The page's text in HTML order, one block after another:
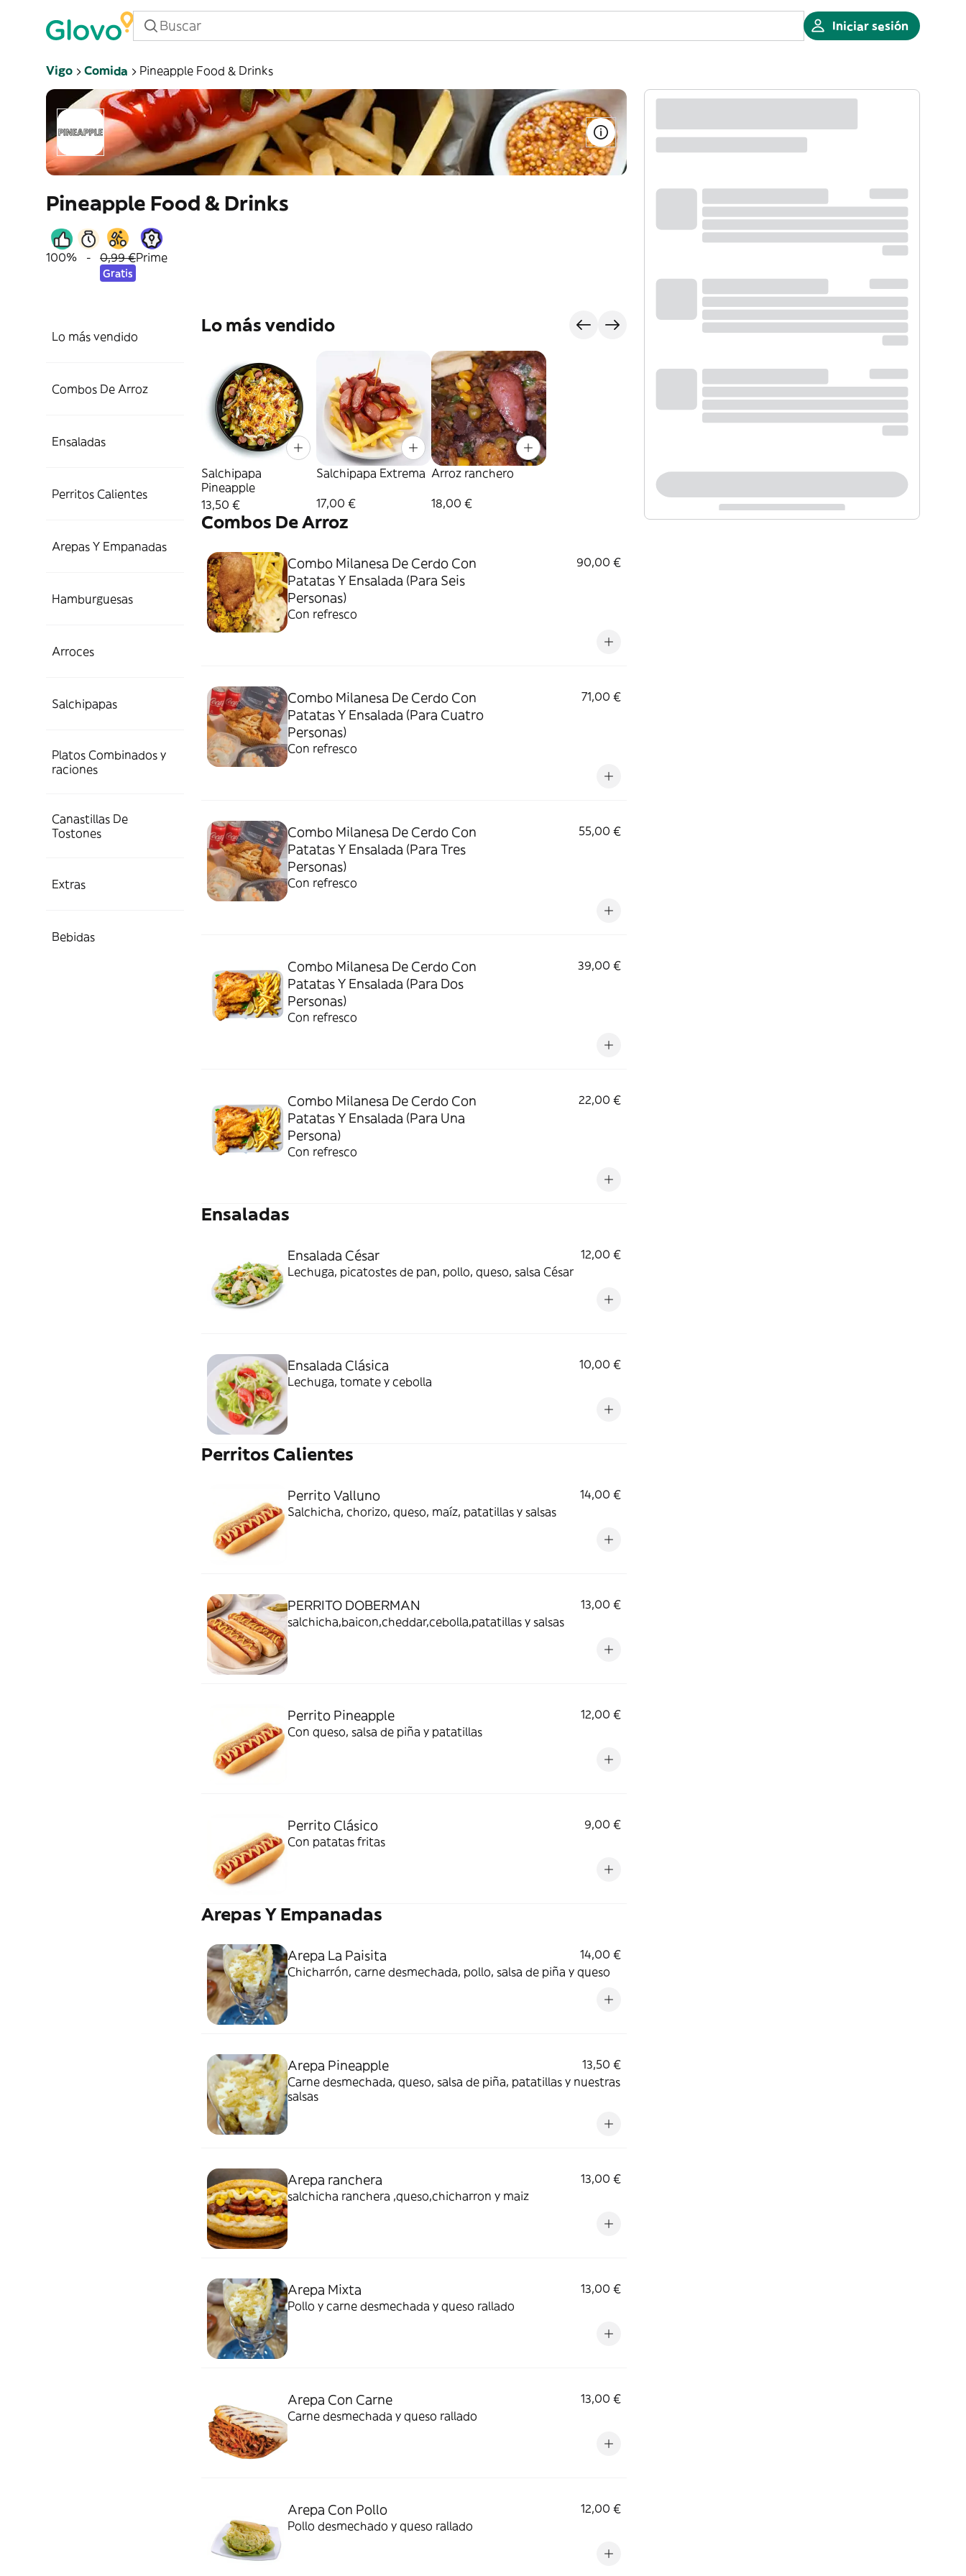
Iniciar sesión
Vigo Comida Pineapple Food & Drinks
Pineapple Food & Drinks
100% - 0,99 €
Gratis
Prime
Lo más vendido
Combos De Arroz
Ensaladas
Perritos Calientes
Arepas Y Empanadas
Hamburguesas
Arroces
Salchipapas
Platos Combinados y
raciones
Canastillas De
Tostones
Extras
Bebidas
Lo más vendido
Salchipapa
Pineapple
13,50 €
Salchipapa Extrema
17,00 €
Arroz ranchero
18,00 €
Combos De Arroz
Combo Milanesa De Cerdo Con
Patatas Y Ensalada (Para Seis
Personas)
90,00 €
Con refresco
Combo Milanesa De Cerdo Con
Patatas Y Ensalada (Para Cuatro
Personas)
71,00 €
Con refresco
Combo Milanesa De Cerdo Con
Patatas Y Ensalada (Para Tres
Personas)
55,00 €
Con refresco
Combo Milanesa De Cerdo Con
Patatas Y Ensalada (Para Dos
Personas)
39,00 €
Con refresco
Combo Milanesa De Cerdo Con
Patatas Y Ensalada (Para Una
Persona)
22,00 €
Con refresco
Ensaladas
Ensalada César
12,00 €
Lechuga, picatostes de pan, pollo, queso, salsa César
Ensalada Clásica
10,00 €
Lechuga, tomate y cebolla
Perritos Calientes
Perrito Valluno
14,00 €
Salchicha, chorizo, queso, maíz, patatillas y salsas
PERRITO DOBERMAN
13,00 €
salchicha,baicon,cheddar,cebolla,patatillas y salsas
Perrito Pineapple
12,00 €
Con queso, salsa de piña y patatillas
Perrito Clásico
9,00 €
Con patatas fritas
Arepas Y Empanadas
Arepa La Paisita
14,00 €
Chicharrón, carne desmechada, pollo, salsa de piña y queso
Arepa Pineapple
13,50 €
Carne desmechada, queso, salsa de piña, patatillas y nuestras
salsas
Arepa ranchera
13,00 €
salchicha ranchera ,queso,chicharron y maiz
Arepa Mixta
13,00 €
Pollo y carne desmechada y queso rallado
Arepa Con Carne
13,00 €
Carne desmechada y queso rallado
Arepa Con Pollo
12,00 €
Pollo desmechado y queso rallado